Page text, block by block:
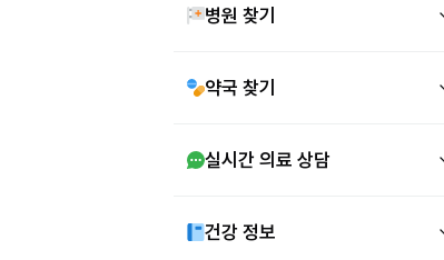
병원 찾기
약국 찾기
실시간 의료 상담
건강 정보